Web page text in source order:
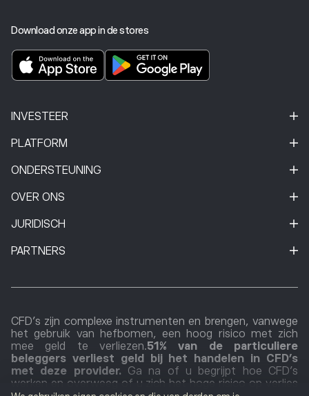
Download onze app in de stores
INVESTEER
PLATFORM
ONDERSTEUNING
OVER ONS
JURIDISCH
PARTNERS
CFD's zijn complexe instrumenten en brengen, vanwege
het gebruik van hefbomen, een hoog risico met zich
mee geld te verliezen.51% van de particuliere
beleggers verliest geld bij het handelen in CFD’s
met deze provider.Ga na of u begrijpt hoe CFD’s
werken en overweeg of u zich het hoge risico op verlies